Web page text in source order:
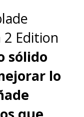
sido
del
Punch
de
como
2 Edition
sólido
lo